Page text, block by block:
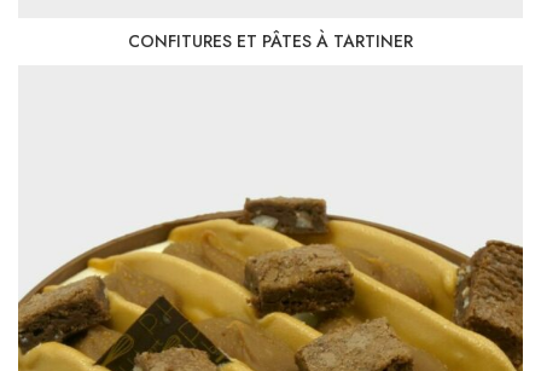
CONFITURES ET PÂTES À TARTINER